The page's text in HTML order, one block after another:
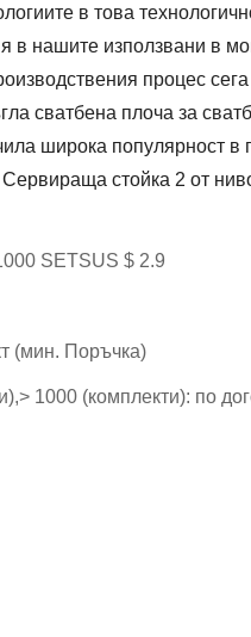
в това
в нашите използвани в
процес
сватбена плоча за
широка популярност в
стойка 2 от
SETSUS $ 2.9
(мин. Поръчка)
1000 (комплекти): по